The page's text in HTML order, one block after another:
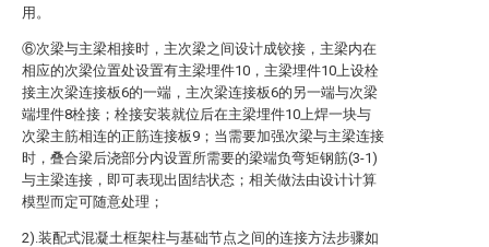
用。
⑥次梁与主梁相接时，主次梁之间设计成铰接，主梁内在
相应的次梁位置处设置有主梁埋件10，主梁埋件10上设栓
接主次梁连接板6的一端，主次梁连接板6的另一端与次梁
端埋件8栓接；栓接安装就位后在主梁埋件10上焊一块与
次梁主筋相连的正筋连接板9；当需要加强次梁与主梁连接
时，叠合梁后浇部分内设置所需要的梁端负弯矩钢筋(3-1)
与主梁连接，即可表现出固结状态；相关做法由设计计算
模型而定可随意处理；
2).装配式混凝土框架柱与基础节点之间的连接方法步骤如